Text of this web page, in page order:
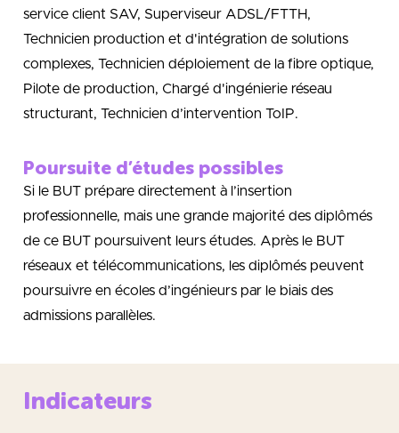
service client SAV, Superviseur ADSL/FTTH,
Technicien production et d'intégration de solutions
complexes, Technicien déploiement de la fibre optique,
Pilote de production, Chargé d'ingénierie réseau
structurant, Technicien d’intervention ToIP.
Poursuite d’études possibles
Si le BUT prépare directement à l’insertion
professionnelle, mais une grande majorité des diplômés
de ce BUT poursuivent leurs études. Après le BUT
réseaux et télécommunications, les diplômés peuvent
poursuivre en écoles d’ingénieurs par le biais des
admissions parallèles.
Indicateurs